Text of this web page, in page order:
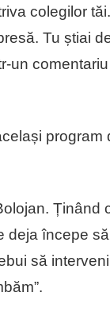
colegilor
Tu știai
un
program
Ținând
deja începe
să